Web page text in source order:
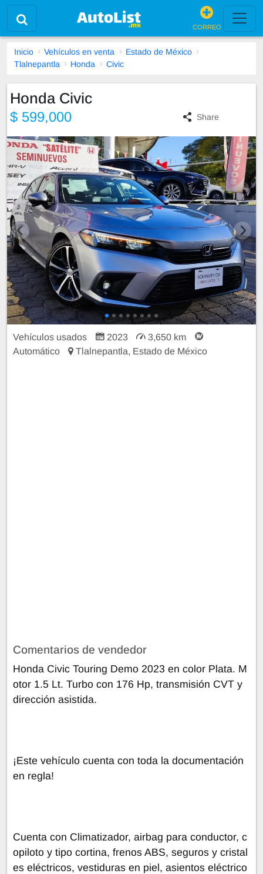
CORREO
Inicio Vehículos en venta
Estado de México
Tlalnepantla
Honda Civic
Honda Civic
$ 599,000 Share
Vehículos usados 2023
3,650 km
Automático
Tlalnepantla, Estado de México
Comentarios de vendedor
Honda Civic Touring Demo 2023 en color Plata. M
otor 1.5 Lt. Turbo con 176 Hp, transmisión CVT y
dirección asistida.
¡Este vehículo cuenta con toda la documentación
en regla!
Cuenta con Climatizador, airbag para conductor, c
opiloto y tipo cortina, frenos ABS, seguros y cristal
es eléctricos, vestiduras en piel, asientos eléctrico